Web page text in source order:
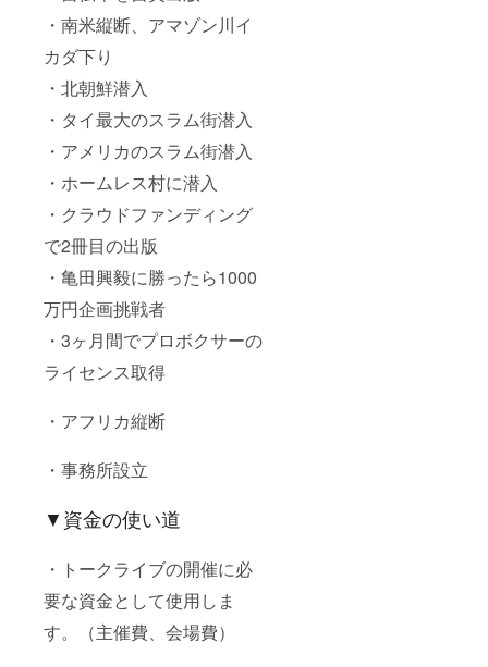
・南米縦断、アマゾン川イ
カダ下り
・北朝鮮潜入
・タイ最大のスラム街潜入
・アメリカのスラム街潜入
・ホームレス村に潜入
・クラウドファンディング
で2冊目の出版
・亀田興毅に勝ったら1000
万円企画挑戦者
・3ヶ月間でプロボクサーの
ライセンス取得
・アフリカ縦断
・事務所設立
▼資金の使い道
・トークライブの開催に必
要な資金として使用しま
す。（主催費、会場費）